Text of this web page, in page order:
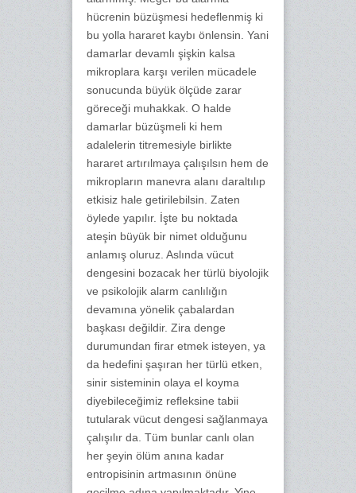
hücrenin büzüşmesi hedeflenmiş ki
bu yolla hararet kaybı önlensin. Yani
damarlar devamlı şişkin kalsa
mikroplara karşı verilen mücadele
sonucunda büyük ölçüde zarar
göreceği muhakkak. O halde
damarlar büzüşmeli ki hem
adalelerin titremesiyle birlikte
hararet artırılmaya çalışılsın hem de
mikropların manevra alanı daraltılıp
etkisiz hale getirilebilsin. Zaten
öylede yapılır. İşte bu noktada
ateşin büyük bir nimet olduğunu
anlamış oluruz. Aslında vücut
dengesini bozacak her türlü biyolojik
ve psikolojik alarm canlılığın
devamına yönelik çabalardan
başkası değildir. Zira denge
durumundan firar etmek isteyen, ya
da hedefini şaşıran her türlü etken,
sinir sisteminin olaya el koyma
diyebileceğimiz refleksine tabii
tutularak vücut dengesi sağlanmaya
çalışılır da. Tüm bunlar canlı olan
her şeyin ölüm anına kadar
entropisinin artmasının önüne